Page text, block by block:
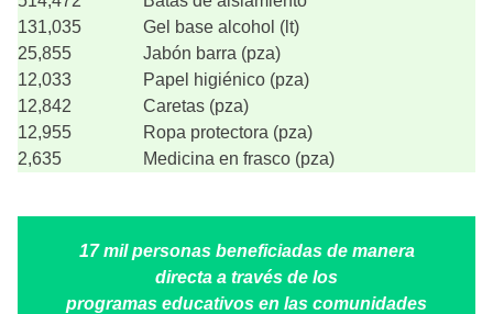
131,035
Gel base alcohol (lt)
25,855
Jabón barra (pza)
12,033
Papel higiénico (pza)
12,842
Caretas (pza)
12,955
Ropa protectora (pza)
2,635
Medicina en frasco (pza)
17 mil personas beneficiadas de manera
directa a través de los
programas educativos en las comunidades